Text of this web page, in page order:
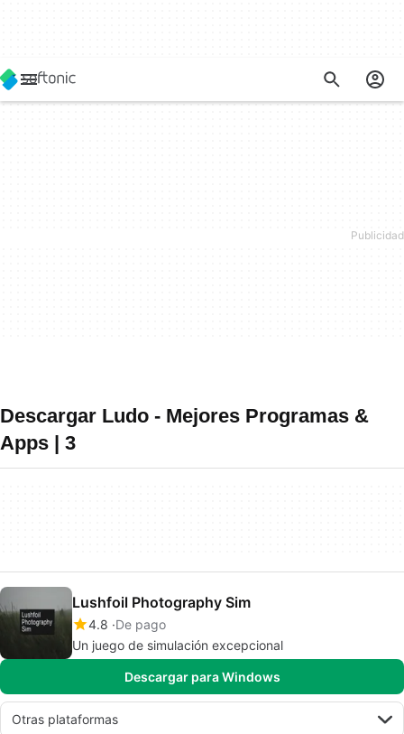
Descargar Ludo - Mejores Programas &
Apps | 3
Lushfoil Photography Sim
4.8 De pago
Un juego de simulación excepcional
Descargar para Windows
Otras plataformas